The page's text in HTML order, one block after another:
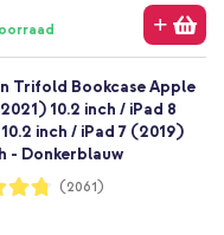
Trifold Bookcase Apple
10.2 inch / iPad 8
inch / iPad 7 (2019)
- Donkerblauw
(2061)